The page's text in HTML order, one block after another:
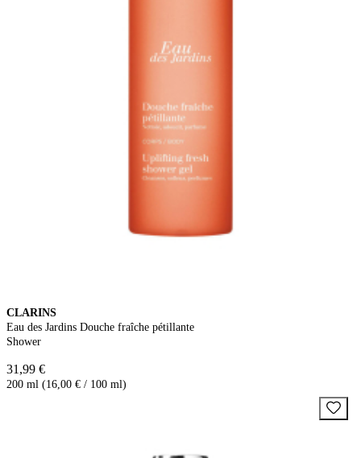
CLARINS
Eau des Jardins Douche fraîche pétillante
Shower
31,99 €
200 ml (16,00 € / 100 ml)